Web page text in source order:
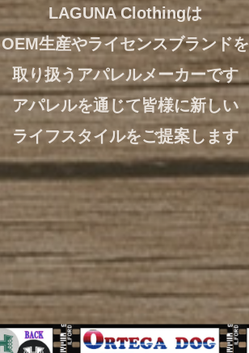
LAGUNA Clothingは
OEM生産やライセンスブランドを
取り扱うアパレルメーカーです
アパレルを通じて皆様に新しい
ライフスタイルをご提案します